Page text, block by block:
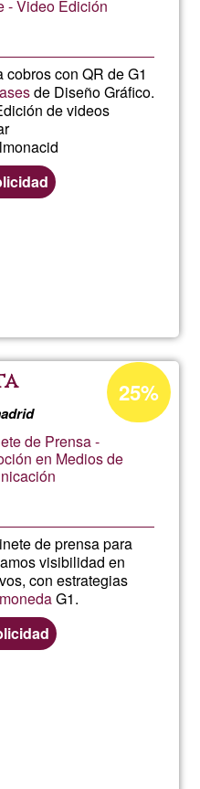
- Video Edición
cobros con QR de G1
de Diseño Gráfico.
de videos
de Prensa -
en Medios de
de prensa para
visibilidad en
con estrategias
monedaG1.
Porcentaje
de
aceptación
de
25%